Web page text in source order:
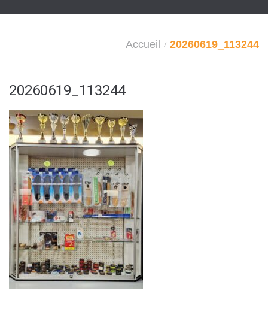
Accueil / 20260619_113244
20260619_113244